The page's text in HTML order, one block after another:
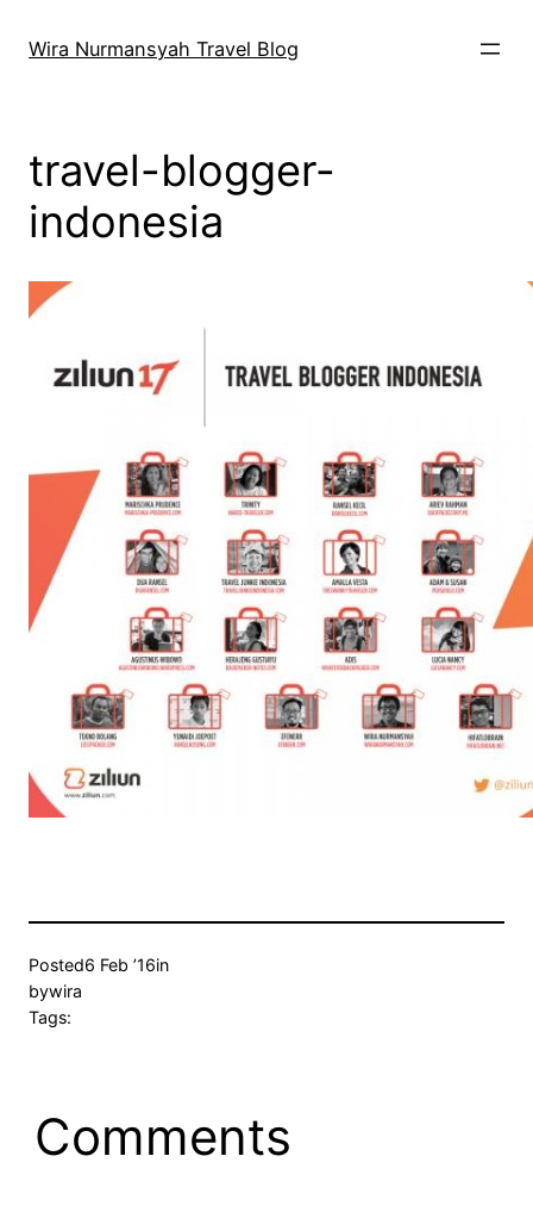
Wira Nurmansyah Travel Blog
travel-blogger-
indonesia
Posted6 Feb ’16in
bywira
Tags:
Comments